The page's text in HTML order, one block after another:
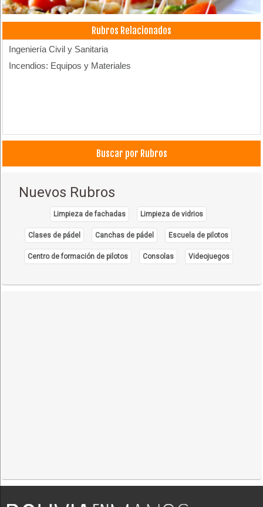
Rubros Relacionados
Ingeniería Civil y Sanitaria
Incendios: Equipos y Materiales
Buscar por Rubros
Nuevos Rubros
Limpieza de fachadas Limpieza de vidrios
Clases de pádel Canchas de pádel Escuela de pilotos
Centro de formación de pilotos Consolas Videojuegos